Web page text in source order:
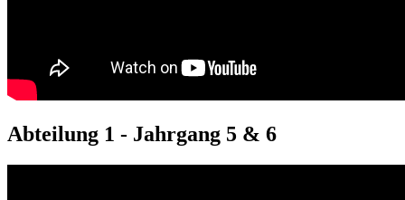
Abteilung 1 - Jahrgang 5 & 6